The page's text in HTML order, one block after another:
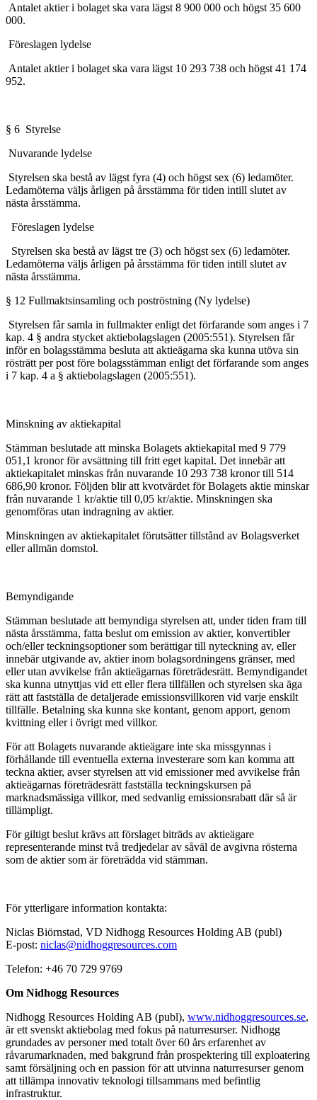
Antalet aktier i bolaget ska vara lägst 8 900 000 och högst 35 600
000.
Föreslagen lydelse
Antalet aktier i bolaget ska vara lägst 10 293 738 och högst 41 174
952.
§ 6 Styrelse
Nuvarande lydelse
Styrelsen ska bestå av lägst fyra (4) och högst sex (6) ledamöter.
Ledamöterna väljs årligen på årsstämma för tiden intill slutet av
nästa årsstämma.
Föreslagen lydelse
Styrelsen ska bestå av lägst tre (3) och högst sex (6) ledamöter.
Ledamöterna väljs årligen på årsstämma för tiden intill slutet av
nästa årsstämma.
§ 12 Fullmaktsinsamling och poströstning (Ny lydelse)
Styrelsen får samla in fullmakter enligt det förfarande som anges i 7
kap. 4 § andra stycket aktiebolagslagen (2005:551). Styrelsen får
inför en bolagsstämma besluta att aktieägarna ska kunna utöva sin
rösträtt per post före bolagsstämman enligt det förfarande som anges
i 7 kap. 4 a § aktiebolagslagen (2005:551).
Minskning av aktiekapital
Stämman beslutade att minska Bolagets aktiekapital med 9 779
051,1 kronor för avsättning till fritt eget kapital. Det innebär att
aktiekapitalet minskas från nuvarande 10 293 738 kronor till 514
686,90 kronor. Följden blir att kvotvärdet för Bolagets aktie minskar
från nuvarande 1 kr/aktie till 0,05 kr/aktie. Minskningen ska
genomföras utan indragning av aktier.
Minskningen av aktiekapitalet förutsätter tillstånd av Bolagsverket
eller allmän domstol.
Bemyndigande
Stämman beslutade att bemyndiga styrelsen att, under tiden fram till
nästa årsstämma, fatta beslut om emission av aktier, konvertibler
och/eller teckningsoptioner som berättigar till nyteckning av, eller
innebär utgivande av, aktier inom bolagsordningens gränser, med
eller utan avvikelse från aktieägarnas företrädesrätt. Bemyndigandet
ska kunna utnyttjas vid ett eller flera tillfällen och styrelsen ska äga
rätt att fastställa de detaljerade emissionsvillkoren vid varje enskilt
tillfälle. Betalning ska kunna ske kontant, genom apport, genom
kvittning eller i övrigt med villkor.
För att Bolagets nuvarande aktieägare inte ska missgynnas i
förhållande till eventuella externa investerare som kan komma att
teckna aktier, avser styrelsen att vid emissioner med avvikelse från
aktieägarnas företrädesrätt fastställa teckningskursen på
marknadsmässiga villkor, med sedvanlig emissionsrabatt där så är
tillämpligt.
För giltigt beslut krävs att förslaget biträds av aktieägare
representerande minst två tredjedelar av såväl de avgivna rösterna
som de aktier som är företrädda vid stämman.
För ytterligare information kontakta:
Niclas Biörnstad, VD Nidhogg Resources Holding AB (publ)
E-post: niclas@nidhoggresources.com
Telefon: +46 70 729 9769
Om Nidhogg Resources
Nidhogg Resources Holding AB (publ), www.nidhoggresources.se,
är ett svenskt aktiebolag med fokus på naturresurser. Nidhogg
grundades av personer med totalt över 60 års erfarenhet av
råvarumarknaden, med bakgrund från prospektering till exploatering
samt försäljning och en passion för att utvinna naturresurser genom
att tillämpa innovativ teknologi tillsammans med befintlig
infrastruktur.